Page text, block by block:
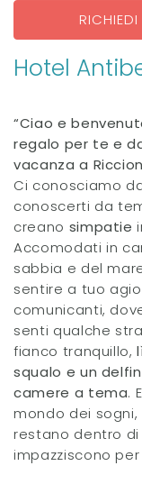
RICHIEDI
Hotel
“Ciao e
regalo per te e
vacanza a
Ci conosciamo
conoscerti da
creano simpatie
Accomodati in
sabbia e del
sentire a tuo
comunicanti,
senti qualche
fianco tranquillo,
squalo e un
camere a tema.
mondo dei
restano dentro
impazziscono